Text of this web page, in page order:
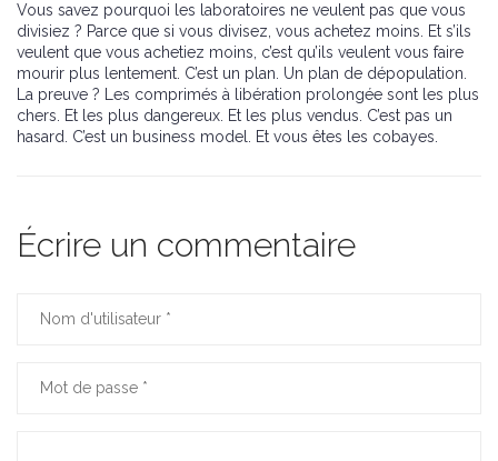
Vous savez pourquoi les laboratoires ne veulent pas que vous
divisiez ? Parce que si vous divisez, vous achetez moins. Et s’ils
veulent que vous achetiez moins, c’est qu’ils veulent vous faire
mourir plus lentement. C’est un plan. Un plan de dépopulation.
La preuve ? Les comprimés à libération prolongée sont les plus
chers. Et les plus dangereux. Et les plus vendus. C’est pas un
hasard. C’est un business model. Et vous êtes les cobayes.
Écrire un commentaire